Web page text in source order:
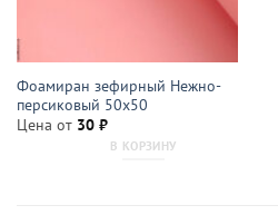
Фоамиран зефирный Нежно-
персиковый 50х50
Цена от 30 ₽
В КОРЗИНУ